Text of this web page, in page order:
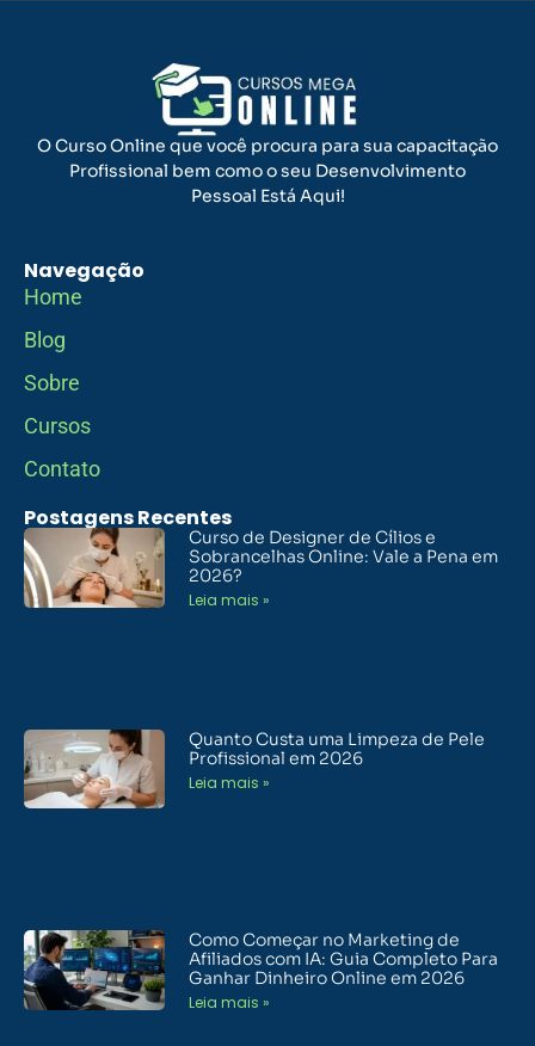
O Curso Online que você procura para sua capacitação
Profissional bem como o seu Desenvolvimento
Pessoal Está Aqui!
Navegação
Home
Blog
Sobre
Cursos
Contato
Postagens Recentes
Curso de Designer de Cílios e
Sobrancelhas Online: Vale a Pena em
2026?
Leia mais »
Quanto Custa uma Limpeza de Pele
Profissional em 2026
Leia mais »
Como Começar no Marketing de
Afiliados com IA: Guia Completo Para
Ganhar Dinheiro Online em 2026
Leia mais »